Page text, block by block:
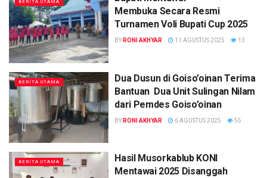
BERITA UTAMA
Membuka Secara Resmi
Turnamen Voli Bupati Cup 2025
BY RONI AKHYAR 11 AGUSTUS 2025 13
BERITA UTAMA
Dua Dusun di Goiso’oinan Terima
Bantuan Dua Unit Sulingan Nilam
dari Pemdes Goiso’oinan
BY RONI AKHYAR 6 AGUSTUS 2025 55
BERITA UTAMA
Hasil Musorkablub KONI
Mentawai 2025 Disanggah